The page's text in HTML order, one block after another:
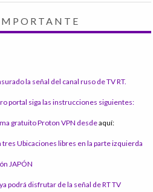
la señal del canal ruso de TV RT.
portal siga las instrucciones siguientes:
gratuito Proton VPN desdeaquí:
tres Ubicaciones libres en la parte izquierda
JAPÓN
podrá disfrutar de la señal de RT TV